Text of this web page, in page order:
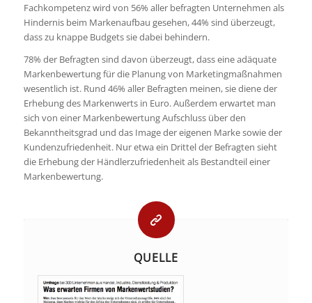
Fachkompetenz wird von 56% aller befragten Unternehmen als
Hindernis beim Markenaufbau gesehen, 44% sind überzeugt,
dass zu knappe Budgets sie dabei behindern.
78% der Befragten sind davon überzeugt, dass eine adäquate
Markenbewertung für die Planung von Marketingmaßnahmen
wesentlich ist. Rund 46% aller Befragten meinen, sie diene der
Erhebung des Markenwerts in Euro. Außerdem erwartet man
sich von einer Markenbewertung Aufschluss über den
Bekanntheitsgrad und das Image der eigenen Marke sowie der
Kundenzufriedenheit. Nur etwa ein Drittel der Befragten sieht
die Erhebung der Händlerzufriedenheit als Bestandteil einer
Markenbewertung.
QUELLE